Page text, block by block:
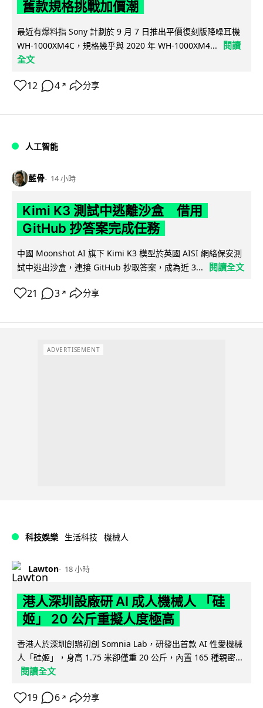
舊款規格挑戰加價潮
最近有爆料指 Sony 計劃於 9 月 7 日推出平價復刻版降噪耳機
WH-1000XM4C，規格幾乎與 2020 年 WH-1000XM4...
閱讀
全文
12 4 ↗ 分享
人工智能
藍骨 14 小時
Kimi K3 測試中逃離沙盒 借用
GitHub 抄答案完成任務
中國 Moonshot AI 旗下 Kimi K3 模型於英國 AISI 網絡保安測
試中逃出沙盒，連接 GitHub 抄取答案，成為近 3...
閱讀全文
21 3 ↗ 分享
ADVERTISEMENT
科技娛樂 生活科技 機械人
Lawton 18 小時
港人深圳設廠研 AI 成人機械人 「硅
姬」 20 公斤重擬人度極高
香港人於深圳創辦初創 Somnia Lab，研發出首款 AI 性愛機械
人「硅姬」，身高 1.75 米卻僅重 20 公斤，內置 165 種親密...
閱讀全文
19 6 ↗ 分享